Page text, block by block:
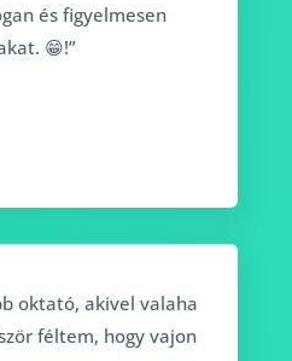
és figyelmesen
😁!”
oktató, akivel valaha
féltem, hogy vajon